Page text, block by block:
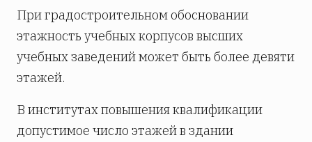
При градостроительном обосновании
этажность учебных корпусов высших
учебных заведений может быть более девяти
этажей.
В институтах повышения квалификации
допустимое число этажей в здании